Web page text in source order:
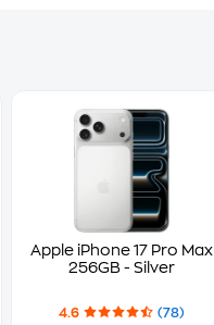
Apple iPhone 17 Pro Max
256GB - Silver
4.6 (78)